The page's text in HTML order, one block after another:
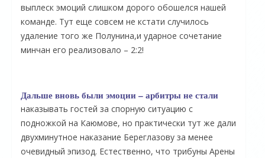
выплеск эмоций слишком дорого обошелся нашей
команде. Тут еще совсем не кстати случилось
удаление того же Полунина,и ударное сочетание
минчан его реализовало – 2:2!
Дальше вновь были эмоции – арбитры не стали
наказывать гостей за спорную ситуацию с
подножкой на Каюмове, но практически тут же дали
двухминутное наказание Береглазову за менее
очевидный эпизод. Естественно, что трибуны Арены